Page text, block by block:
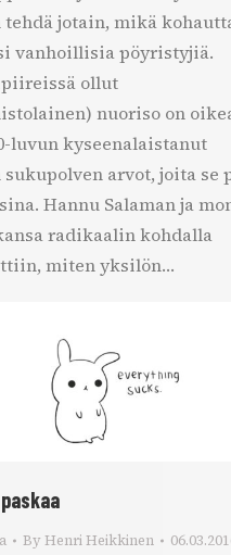
jotain, mikä
vanhoillisia pöyristyjiä.
ollut
nuoriso on
luvun kyseenalaistanut
sukupolven arvot, joita se
Hannu Salaman ja
radikaalin kohdalla
miten yksilön…
By Henri Heikkinen